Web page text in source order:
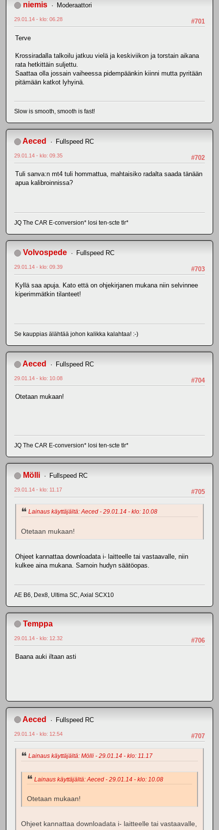
niemis Moderaattori
#701
29.01.14 - klo: 06.28
Terve
Krossiradalla talkoilu jatkuu vielä ja keskiviikon ja torstain aikana
rata hetkittäin suljettu.
Saattaa olla jossain vaiheessa pidempäänkin kiinni mutta pyritään
pitämään katkot lyhyinä.
Slow is smooth, smooth is fast!
Aeced Fullspeed RC
#702
29.01.14 - klo: 09.35
Tuli sanva:n mt4 tuli hommattua, mahtaisiko radalta saada tänään
apua kalibroinnissa?
JQ The CAR E-conversion* losi ten-scte tlr*
Volvospede Fullspeed RC
#703
29.01.14 - klo: 09.39
Kyllä saa apuja. Kato että on ohjekirjanen mukana niin selvinnee
kiperimmätkin tilanteet!
Se kauppias älähtää johon kalikka kalahtaa! :-)
Aeced Fullspeed RC
#704
29.01.14 - klo: 10.08
Otetaan mukaan!
JQ The CAR E-conversion* losi ten-scte tlr*
Mölli Fullspeed RC
#705
29.01.14 - klo: 11.17
Lainaus käyttäjältä: Aeced - 29.01.14 - klo: 10.08
Otetaan mukaan!
Ohjeet kannattaa downloadata i- laitteelle tai vastaavalle, niin
kulkee aina mukana. Samoin hudyn säätöopas.
AE B6, Dex8, Ultima SC, Axial SCX10
Temppa
#706
29.01.14 - klo: 12.32
Baana auki iltaan asti
Aeced Fullspeed RC
#707
29.01.14 - klo: 12.54
Lainaus käyttäjältä: Mölli - 29.01.14 - klo: 11.17
Lainaus käyttäjältä: Aeced - 29.01.14 - klo: 10.08
Otetaan mukaan!
Ohjeet kannattaa downloadata i- laitteelle tai vastaavalle,